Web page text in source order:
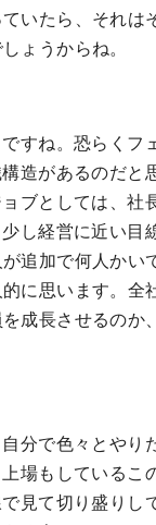
いたら、それは
ょうからね。
すね。恐らくフ
造があるのだと
ブとしては、社
し経営に近い目
追加で何人かい
に思います。全
成長させるのか
分で色々とやり
上場もしているこ
見て切り盛りし